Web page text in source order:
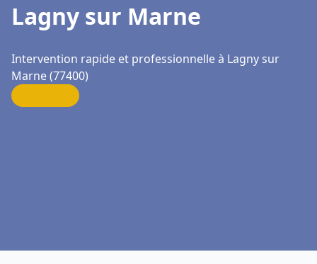
Lagny sur Marne
Intervention rapide et professionnelle à Lagny sur
Marne (77400)